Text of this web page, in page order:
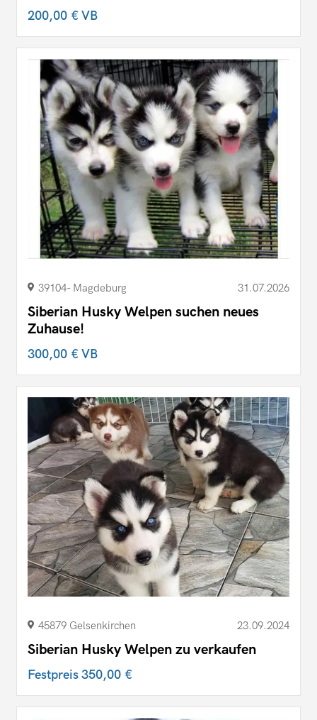
200,00 €VB
39104- Magdeburg 31.07.2026
Siberian Husky Welpen suchen neues
Zuhause!
300,00 €VB
45879 Gelsenkirchen 23.09.2024
Siberian Husky Welpen zu verkaufen
Festpreis350,00 €